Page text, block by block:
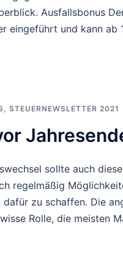
Ausfallsbonus
eingeführt und kann ab
, STEUERNEWSLETTER 2021
sollte auch
regelmäßig
dafür zu schaffen. Die
Rolle, die meisten